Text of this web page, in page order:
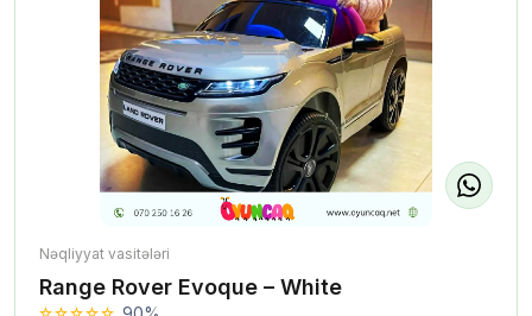
Nəqliyyat vasitələri
Range Rover Evoque – White